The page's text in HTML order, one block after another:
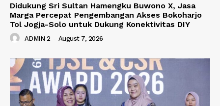
Didukung Sri Sultan Hamengku Buwono X, Jasa
Marga Percepat Pengembangan Akses Bokoharjo
Tol Jogja-Solo untuk Dukung Konektivitas DIY
ADMIN 2 - August 7, 2026